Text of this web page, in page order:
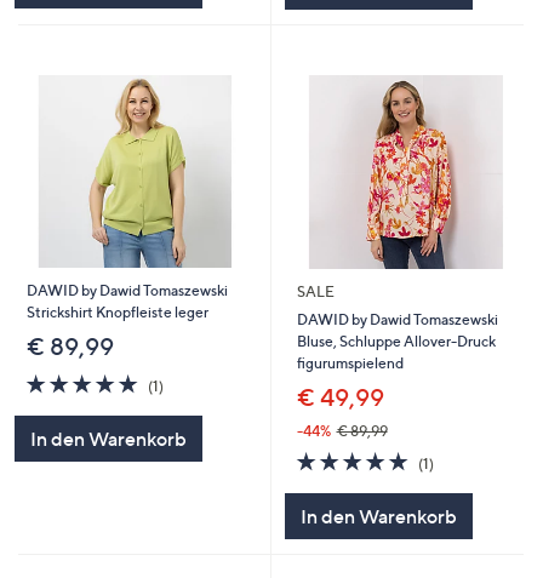
DAWID by Dawid Tomaszewski
Strickshirt Knopfleiste leger
€ 89,99
5.0
von
(1)
In den Warenkorb
SALE
DAWID by Dawid Tomaszewski
Bluse, Schluppe Allover-Druck
figurumspielend
€ 49,99
-44% € 89,99
5.0
von
(1)
In den Warenkorb